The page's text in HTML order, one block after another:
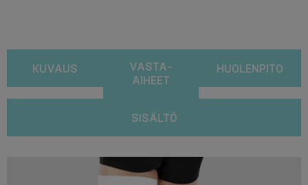
KUVAUS
VASTA-
AIHEET
HUOLENPITO
SISÄLTÖ